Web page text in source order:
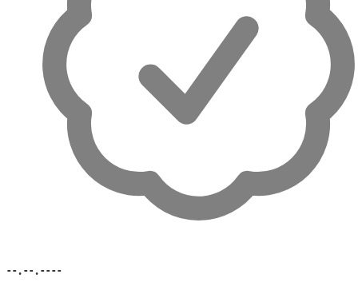
--.--.----